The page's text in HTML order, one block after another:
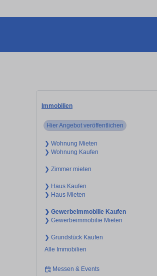
Immobilien
Hier Angebot veröffentlichen
❯ Wohnung Mieten
❯ Wohnung Kaufen
❯ Zimmer mieten
❯ Haus Kaufen
❯ Haus Mieten
❯ Gewerbeimmobilie Kaufen
❯ Gewerbeimmobilie Mieten
❯ Grundstück Kaufen
Alle Immobilien
Messen & Events